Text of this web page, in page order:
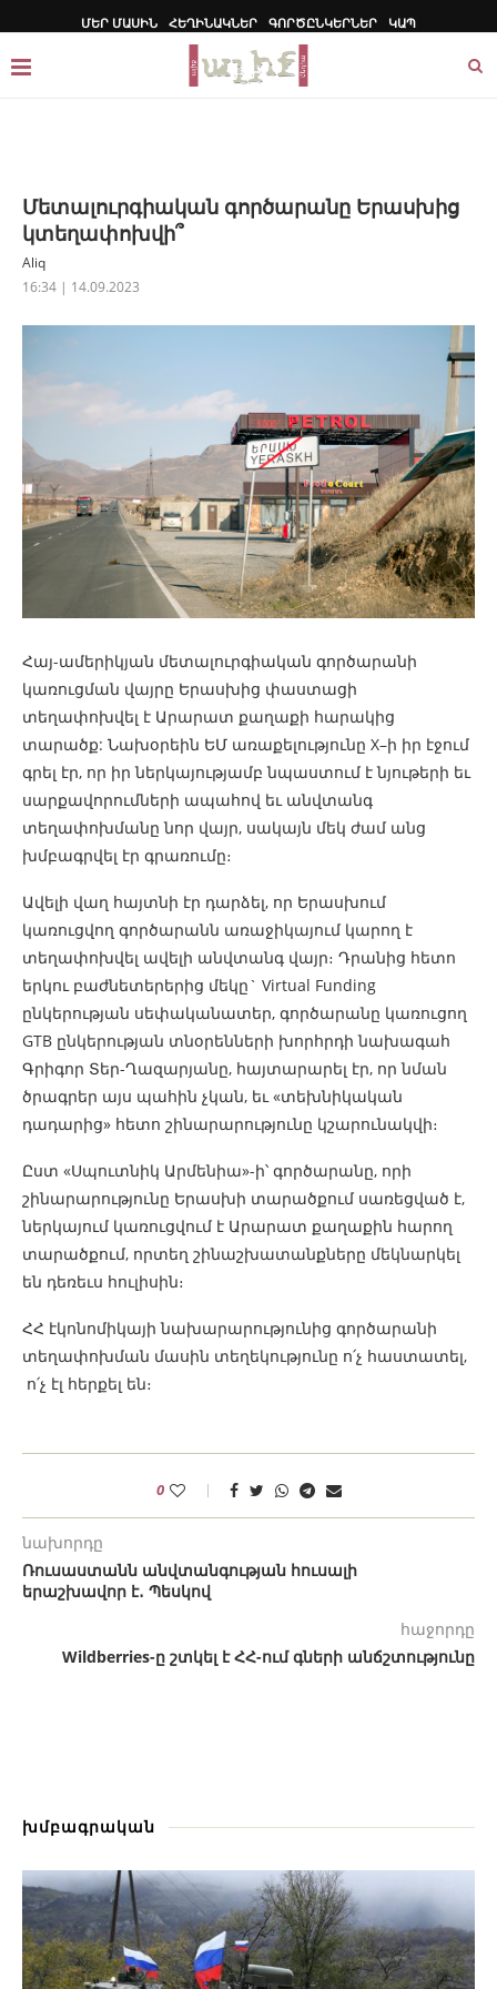
ՄԵՐ ՄԱՍԻՆ ՀԵՂԻՆԱԿՆԵՐ ԳՈՐԾԸՆԿԵՐՆԵՐ ԿԱՊ
Մետալուրգիական գործարանը Երասխից
կտեղափոխվի՞
Aliq
16:34 | 14.09.2023
Հայ-ամերիկյան մետալուրգիական գործարանի
կառուցման վայրը Երասխից փաստացի
տեղափոխվել է Արարատ քաղաքի հարակից
տարածք: Նախօրեին ԵՄ առաքելությունը X–ի իր էջում
գրել էր, որ իր ներկայությամբ նպաստում է նյութերի եւ
սարքավորումների ապահով եւ անվտանգ
տեղափոխմանը նոր վայր, սակայն մեկ ժամ անց
խմբագրվել էր գրառումը։
Ավելի վաղ հայտնի էր դարձել, որ Երասխում
կառուցվող գործարանն առաջիկայում կարող է
տեղափոխվել ավելի անվտանգ վայր։ Դրանից հետո
երկու բաժնետերերից մեկը` Virtual Funding
ընկերության սեփականատեր, գործարանը կառուցող
GTB ընկերության տնօրենների խորհրդի նախագահ
Գրիգոր Տեր-Ղազարյանը, հայտարարել էր, որ նման
ծրագրեր այս պահին չկան, եւ «տեխնիկական
դադարից» հետո շինարարությունը կշարունակվի։
Ըստ «Սպուտնիկ Արմենիա»-ի՝ գործարանը, որի
շինարարությունը Երասխի տարածքում սառեցված է,
ներկայում կառուցվում է Արարատ քաղաքին հարող
տարածքում, որտեղ շինաշխատանքները մեկնարկել
են դեռեւս հուլիսին։
ՀՀ էկոնոմիկայի նախարարությունից գործարանի
տեղափոխման մասին տեղեկությունը ո՛չ հաստատել,
ո՛չ էլ հերքել են։
0
նախորդը
Ռուսաստանն անվտանգության հուսալի
երաշխավոր է․ Պեսկով
հաջորդը
Wildberries-ը շտկել է ՀՀ-ում գների անճշտությունը
խմբագրական